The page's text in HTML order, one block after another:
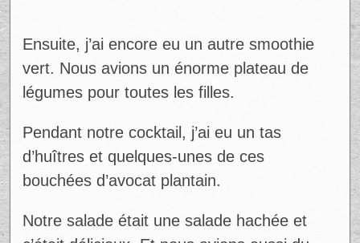
Ensuite, j’ai encore eu un autre smoothie
vert. Nous avions un énorme plateau de
légumes pour toutes les filles.
Pendant notre cocktail, j’ai eu un tas
d’huîtres et quelques-unes de ces
bouchées d’avocat plantain.
Notre salade était une salade hachée et